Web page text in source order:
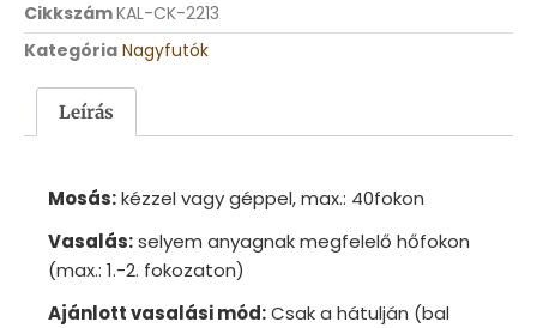
CikkszámKAL-CK-2213
Kategória Nagyfutók
Leírás
Mosás:kézzel vagy géppel, max.: 40fokon
Vasalás:selyem anyagnak megfelelő hőfokon
(max.: 1.-2. fokozaton)
Ajánlott vasalási mód:Csak a hátulján (bal